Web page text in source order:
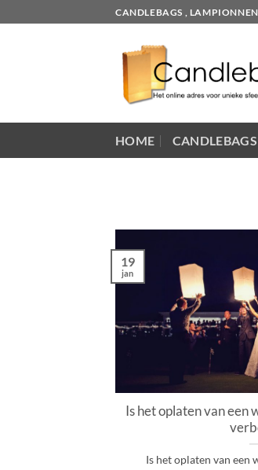
to
CANDLEBAGS ,
HOME CANDLEBAGS
Is het oplaten van een
Is het oplaten van een
19
jan